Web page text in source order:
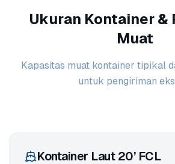
Ukuran Kontainer &
Muat
Kapasitas muat kontainer tipikal
untuk pengiriman
Kontainer Laut 20’ FCL